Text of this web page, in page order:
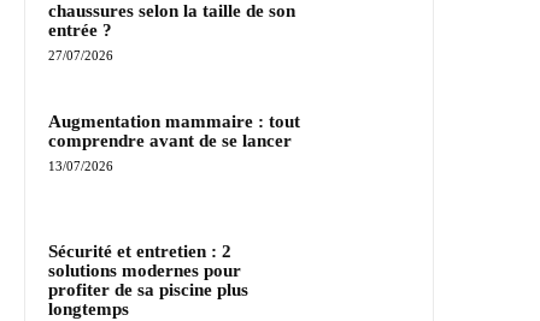
chaussures selon la taille de son
entrée ?
27/07/2026
Augmentation mammaire : tout
comprendre avant de se lancer
13/07/2026
Sécurité et entretien : 2
solutions modernes pour
profiter de sa piscine plus
longtemps